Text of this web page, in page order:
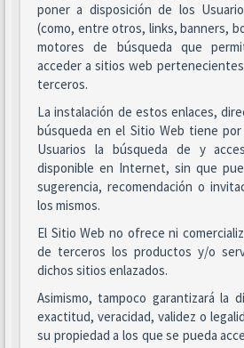
poner a disposición de los
(como, entre otros, links, banners,
motores de búsqueda que
acceder a sitios web
terceros.
La instalación de estos enlaces,
búsqueda en el Sitio Web tiene
Usuarios la búsqueda de y
disponible en Internet, sin que
sugerencia, recomendación o
los mismos.
El Sitio Web no ofrece ni
de terceros los productos y/o
dichos sitios enlazados.
Asimismo, tampoco garantizará la
exactitud, veracidad, validez o
su propiedad a los que se pueda